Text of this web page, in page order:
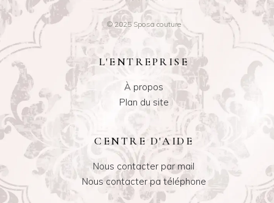
© 2025 Sposa couture
L'ENTREPRISE
À propos
Plan du site
CENTRE D'AIDE
Nous contacter par mail
Nous contacter pa téléphone